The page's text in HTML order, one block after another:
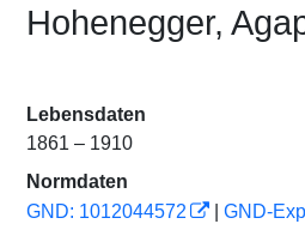
Hohenegger,
Lebensdaten
1861 – 1910
Normdaten
GND: 1012044572
GND-